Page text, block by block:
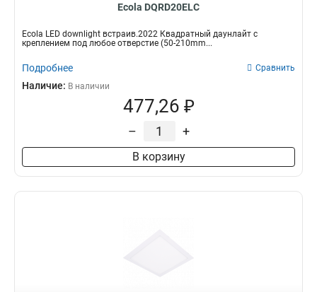
Ecola DQRD20ELC
Ecola LED downlight встраив.2022 Квадратный даунлайт с
креплением под любое отверстие (50-210mm...
Подробнее Сравнить
Наличие: В наличии
477,26 ₽
– +
В корзину